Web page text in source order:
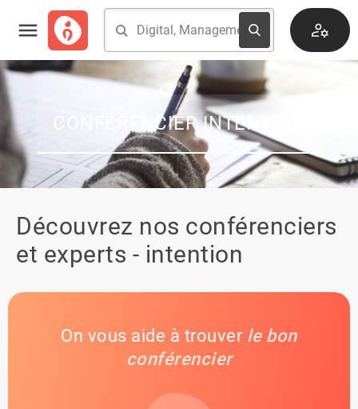
CONFÉRENCIER INTENTION
Découvrez nos conférenciers
et experts - intention
On vous aide à trouver le bon
conférencier